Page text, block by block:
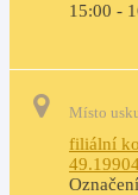
15:00 -
Místo
filiální